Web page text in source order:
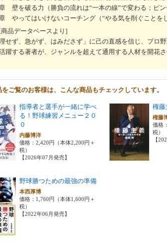
壁を破る力（勝負の流れは“一本の線”で変わる；ピ
やってはいけないコーチング（“やる気を削ぐことを
品データベースより]
理せず、急がず、はみださず」に己の直感を信じ、プロ
躍する著者が、ジャンルを超えて通用する人材を開花
をご覧のお客様は、こんな商品もチェックしています。
指導者と選手が一緒に学べ
る！野球練習メニュー２０
０
内藤博洋
価格：2,420円（本体2,200円＋
税）
【2026年07月発売】
権藤
権藤
価格
税）
【
野球勝つための最強の準備
本西厚博
価格：1,760円（本体1,600円＋
税）
【2022年06月発売】